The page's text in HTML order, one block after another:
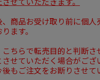
商品お受け取り前に個
ます。
ちらで転売目的と判断
せていただく場合がござ
もご注文をお断りさせて